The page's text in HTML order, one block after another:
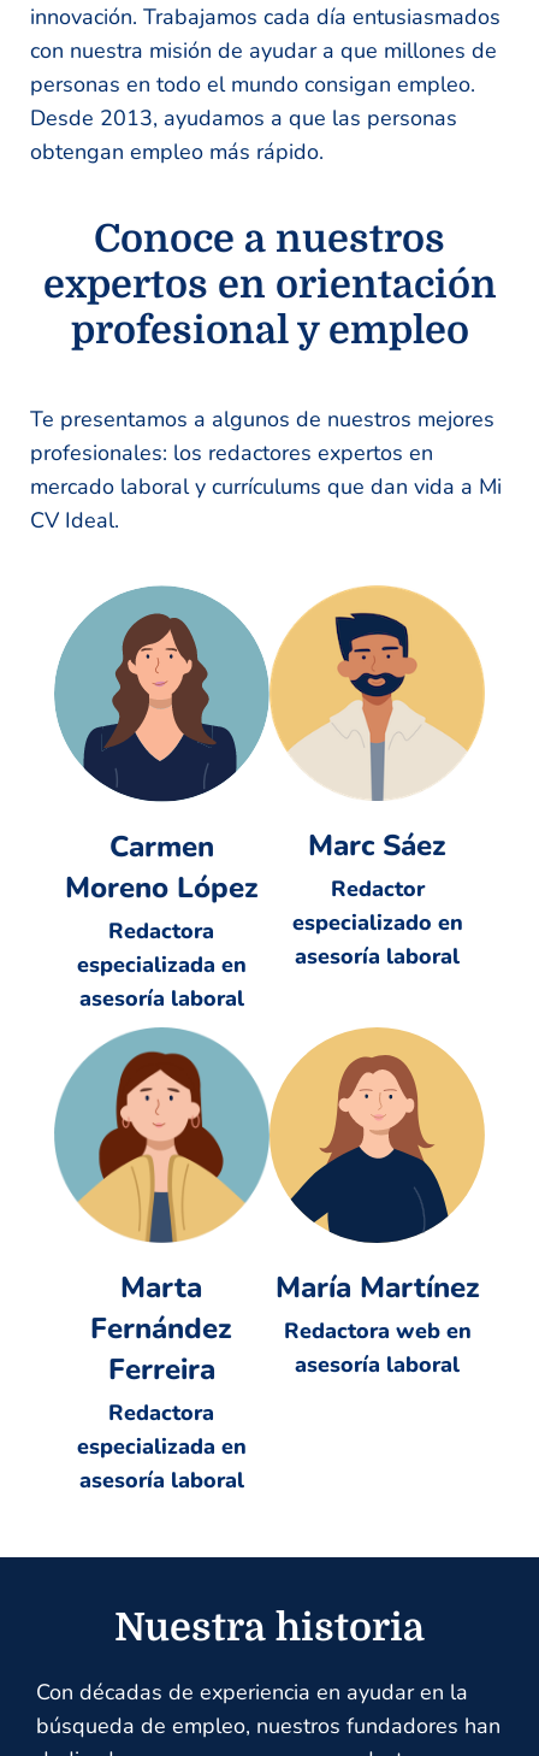
innovación. Trabajamos cada día entusiasmados
con nuestra misión de ayudar a que millones de
personas en todo el mundo consigan empleo.
Desde 2013, ayudamos a que las personas
obtengan empleo más rápido.
Conoce a nuestros
expertos en orientación
profesional y empleo
Te presentamos a algunos de nuestros mejores
profesionales: los redactores expertos en
mercado laboral y currículums que dan vida a Mi
CV Ideal.
Carmen
Moreno López
Redactora
especializada en
asesoría laboral
Marc Sáez
Redactor
especializado en
asesoría laboral
Marta
Fernández
Ferreira
Redactora
especializada en
asesoría laboral
María Martínez
Redactora web en
asesoría laboral
Nuestra historia
Con décadas de experiencia en ayudar en la
búsqueda de empleo, nuestros fundadores han